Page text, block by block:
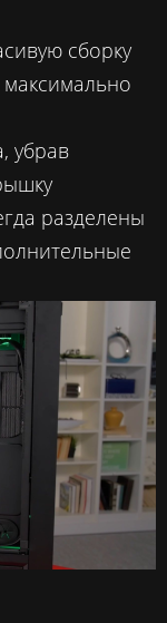
сборку
убрав
разделены